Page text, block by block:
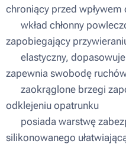
chroniący przed
▪ wkład chłonny
zapobiegający
▪ elastyczny,
zapewnia swobodę
▪ zaokrąglone brzegi
odklejeniu opatrunku
▪ posiada warstwę
silikonowanego